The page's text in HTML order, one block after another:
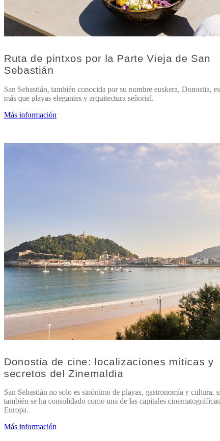
Ruta de pintxos por la Parte Vieja de San
Sebastián
San Sebastián, también conocida por su nombre euskera, Donostia,
más que playas elegantes y arquitectura señorial.
Más información
Donostia de cine: localizaciones míticas y
secretos del Zinemaldia
San Sebastián no solo es sinónimo de playas, gastronomía y cultura,
también se ha consolidado como una de las capitales
Europa.
Más información